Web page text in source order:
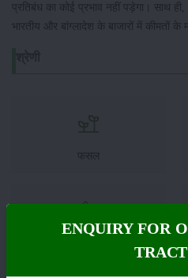
प्रतिबंध का कोई प्रभाव नहीं पड़ेगा। साथ
भारतीय और बांग्लादेश के बाजारों में कीमतों के
फसल
ENQUIRY FOR